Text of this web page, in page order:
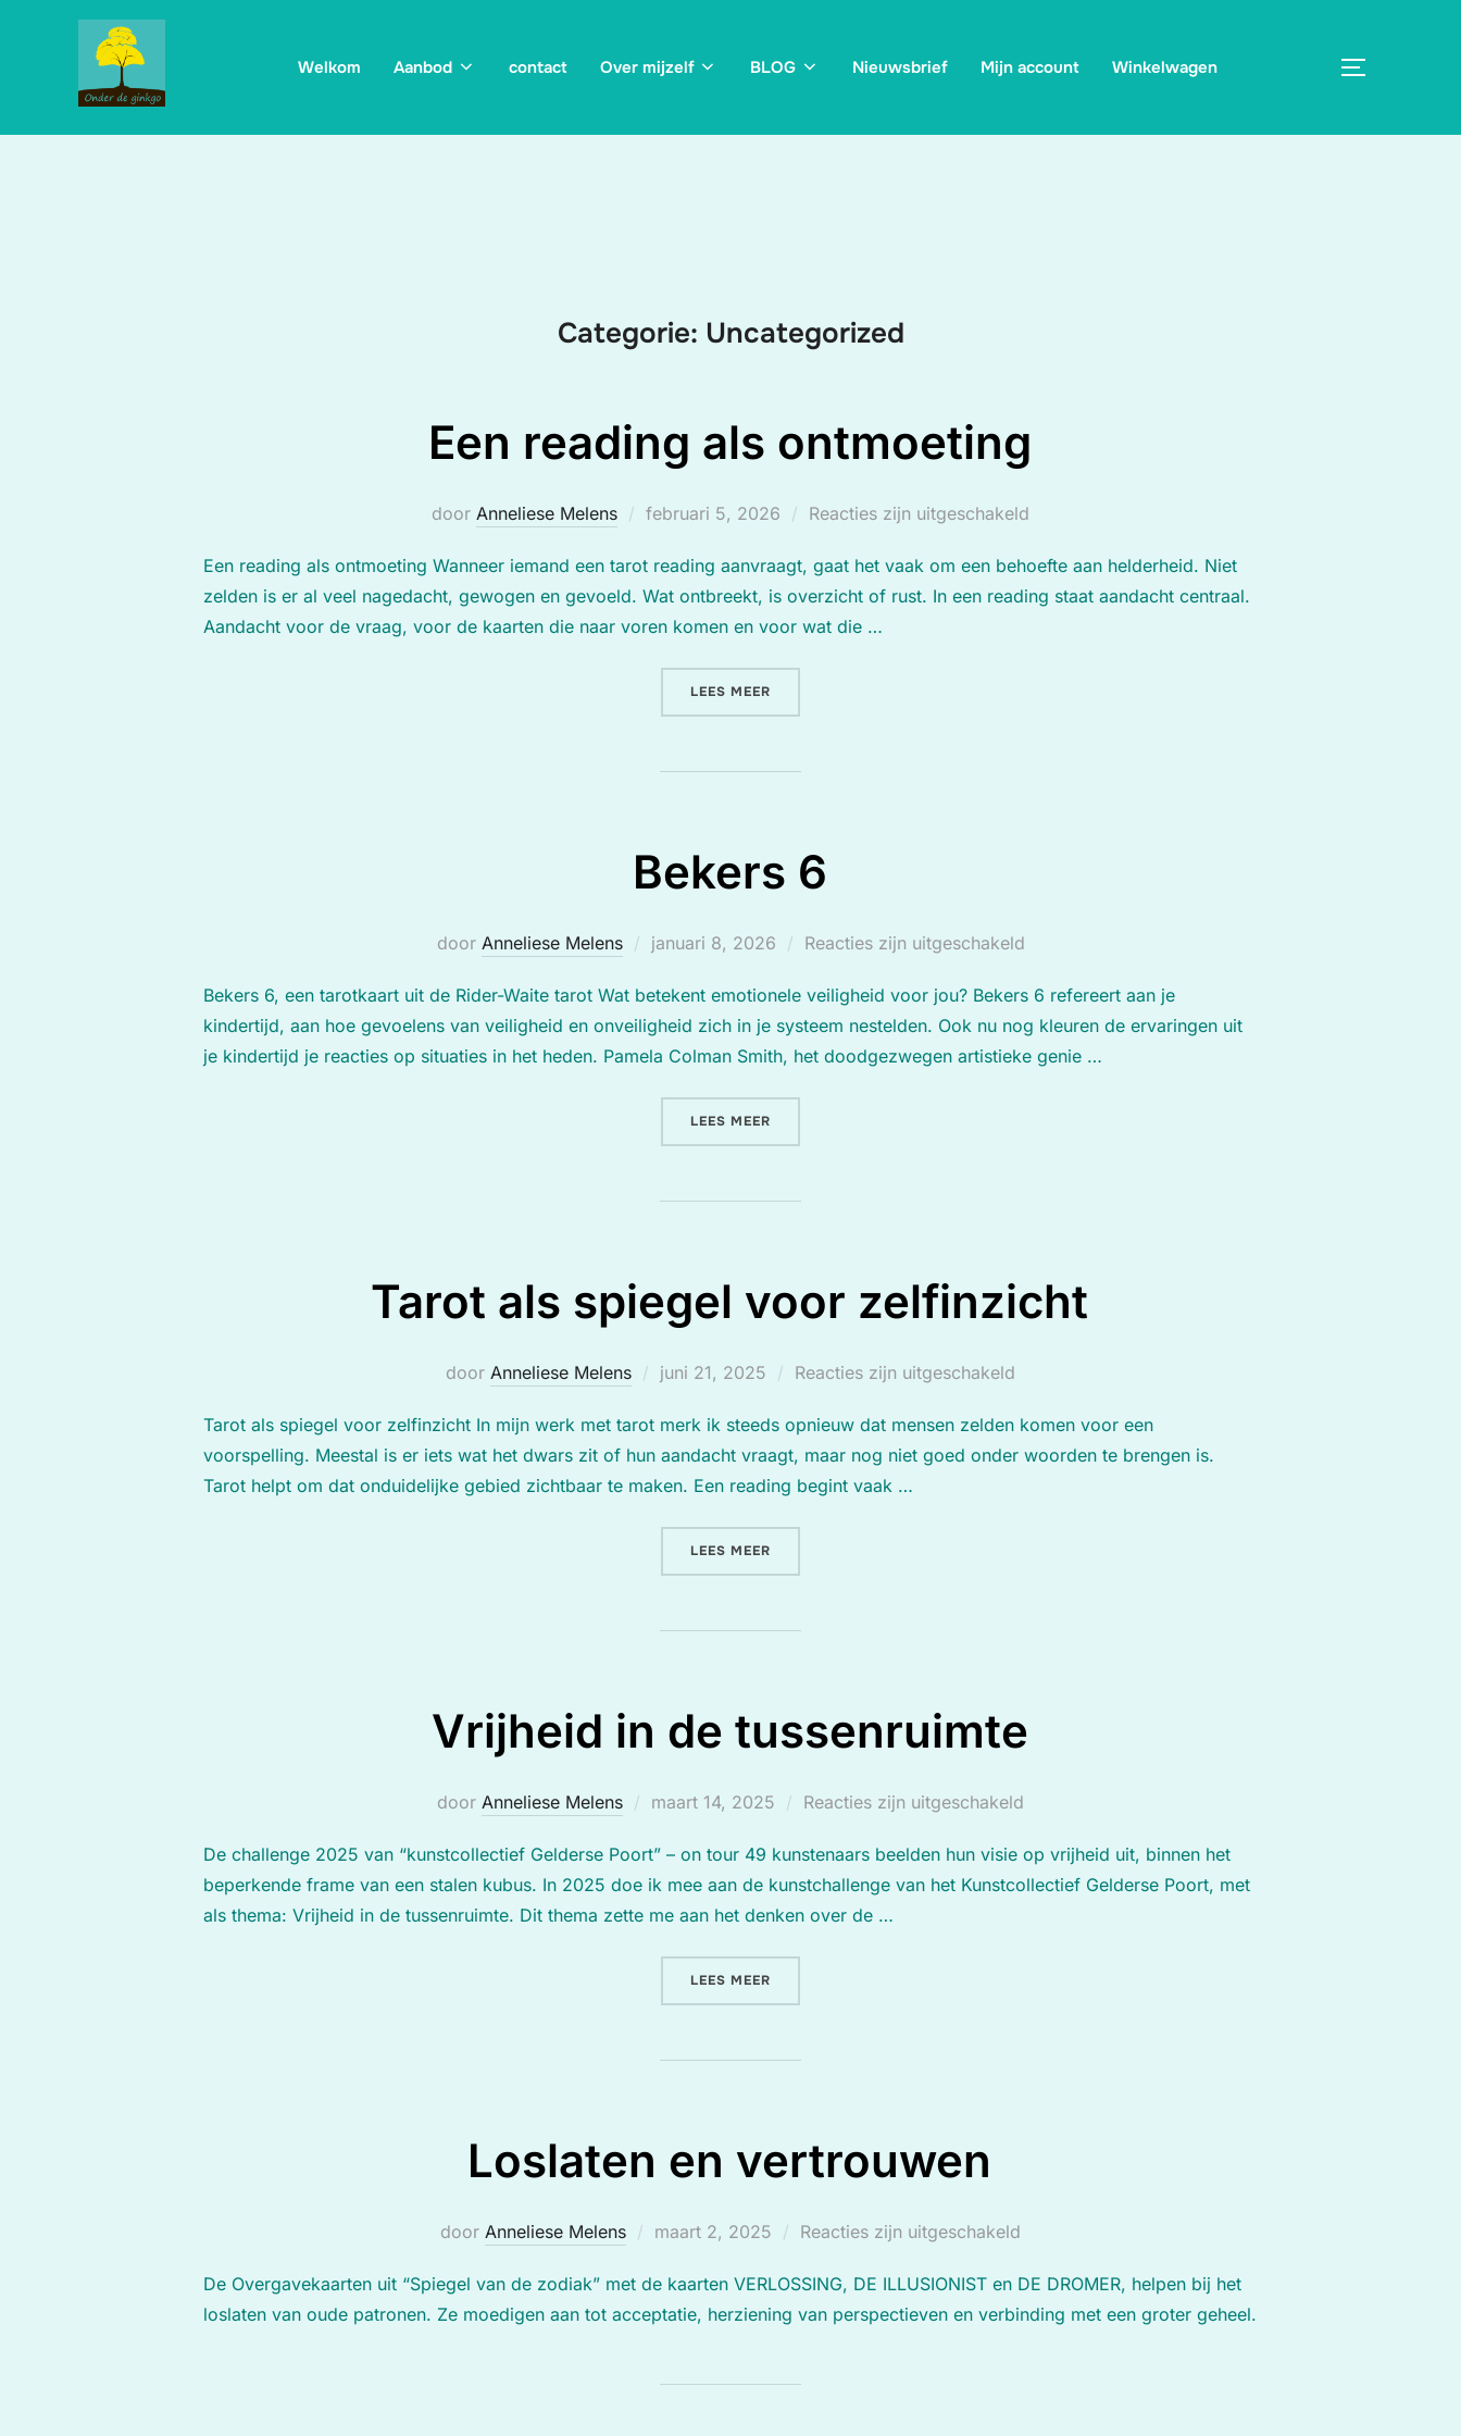
Welkom Aanbod contact Over mijzelf BLOG Nieuwsbrief Mijn account Winkelwagen TOGGLE
Categorie: Uncategorized
Een reading als ontmoeting
door Anneliese Melens
Geplaatst
februari 5, 2026 Reacties zijn uitgeschakeld
Een reading als ontmoeting Wanneer iemand een tarot reading aanvraagt, gaat het vaak om een behoefte aan helderheid. Niet
zelden is er al veel nagedacht, gewogen en gevoeld. Wat ontbreekt, is overzicht of rust. In een reading staat aandacht centraal.
Aandacht voor de vraag, voor de kaarten die naar voren komen en voor wat die …
LEES MEER
Bekers 6
door Anneliese Melens
Geplaatst
januari 8, 2026 Reacties zijn uitgeschakeld
Bekers 6, een tarotkaart uit de Rider-Waite tarot Wat betekent emotionele veiligheid voor jou? Bekers 6 refereert aan je
kindertijd, aan hoe gevoelens van veiligheid en onveiligheid zich in je systeem nestelden. Ook nu nog kleuren de ervaringen uit
je kindertijd je reacties op situaties in het heden. Pamela Colman Smith, het doodgezwegen artistieke genie …
LEES MEER
Tarot als spiegel voor zelfinzicht
door Anneliese Melens
Geplaatst
juni 21, 2025 Reacties zijn uitgeschakeld
Tarot als spiegel voor zelfinzicht In mijn werk met tarot merk ik steeds opnieuw dat mensen zelden komen voor een
voorspelling. Meestal is er iets wat het dwars zit of hun aandacht vraagt, maar nog niet goed onder woorden te brengen is.
Tarot helpt om dat onduidelijke gebied zichtbaar te maken. Een reading begint vaak …
LEES MEER
Vrijheid in de tussenruimte
door Anneliese Melens
Geplaatst
maart 14, 2025 Reacties zijn uitgeschakeld
De challenge 2025 van “kunstcollectief Gelderse Poort” – on tour 49 kunstenaars beelden hun visie op vrijheid uit, binnen het
beperkende frame van een stalen kubus. In 2025 doe ik mee aan de kunstchallenge van het Kunstcollectief Gelderse Poort, met
als thema: Vrijheid in de tussenruimte. Dit thema zette me aan het denken over de …
LEES MEER
Loslaten en vertrouwen
door Anneliese Melens
Geplaatst
maart 2, 2025 Reacties zijn uitgeschakeld
De Overgavekaarten uit “Spiegel van de zodiak” met de kaarten VERLOSSING, DE ILLUSIONIST en DE DROMER, helpen bij het
loslaten van oude patronen. Ze moedigen aan tot acceptatie, herziening van perspectieven en verbinding met een groter geheel.